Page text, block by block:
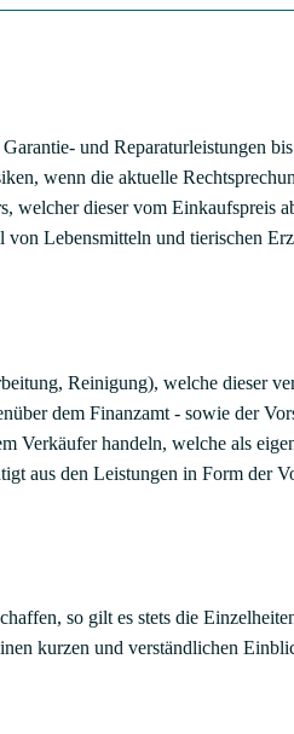
und Reparaturleistungen
wenn die aktuelle
dieser vom Einkaufspreis
Lebensmitteln und tierischen
Reinigung), welche dieser
dem Finanzamt - sowie der
Verkäufer handeln, welche als
aus den Leistungen in Form der
so gilt es stets die
kurzen und verständlichen